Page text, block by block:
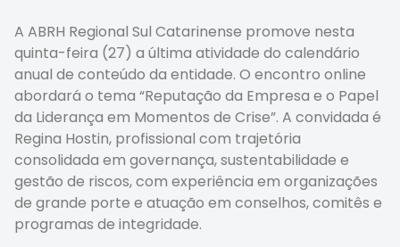
A ABRH Regional Sul Catarinense promove nesta
quinta-feira (27) a última atividade do calendário
anual de conteúdo da entidade. O encontro online
abordará o tema “Reputação da Empresa e o Papel
da Liderança em Momentos de Crise”. A convidada é
Regina Hostin, profissional com trajetória
consolidada em governança, sustentabilidade e
gestão de riscos, com experiência em organizações
de grande porte e atuação em conselhos, comitês e
programas de integridade.